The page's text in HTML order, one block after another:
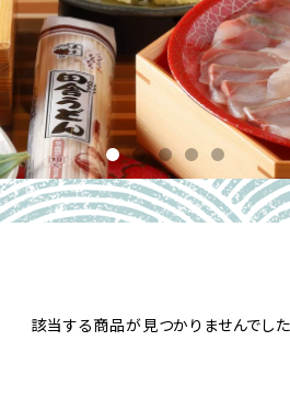
該当する商品が見つかりませんでした